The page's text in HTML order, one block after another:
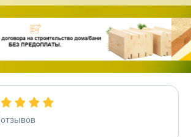
отзывов